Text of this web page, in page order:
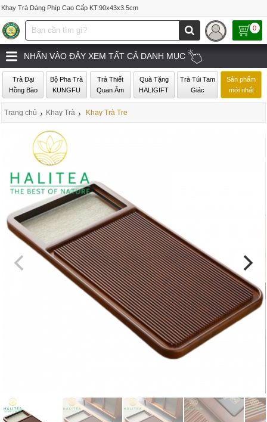
Khay Trà Dáng Phíp Cao Cấp KT:90x43x3.5cm
0
NHẤN VÀO ĐÂY XEM TẤT CẢ DANH MỤC
Trà Đại
Hồng Bào
Bộ Pha Trà
KUNGFU
Trà Thiết
Quan Âm
Quà Tặng
HALIGIFT
Trà Túi Tam
Giác
Sản phẩm
mới nhất
Trang chủ › Khay Trà › Khay Trà Tre